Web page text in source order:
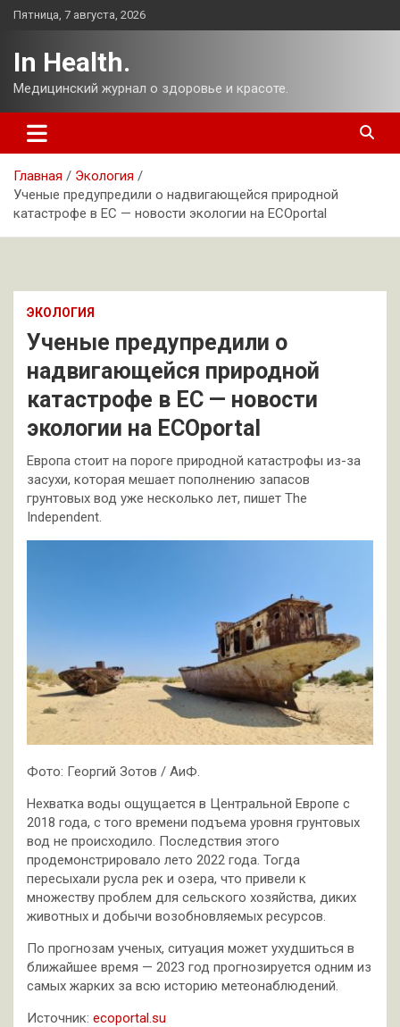
Перейти
Пятница, 7 августа, 2026
In Health.
Медицинский журнал о здоровье и красоте.
Главная
Экология
Ученые предупредили о надвигающейся природной
катастрофе в ЕС — новости экологии на ECOportal
ЭКОЛОГИЯ
Ученые предупредили о
надвигающейся природной
катастрофе в ЕС — новости
экологии на ECOportal
Европа стоит на пороге природной катастрофы из-за
засухи, которая мешает пополнению запасов
грунтовых вод уже несколько лет, пишет The
Independent.
Фото: Георгий Зотов / АиФ.
Нехватка воды ощущается в Центральной Европе с
2018 года, с того времени подъема уровня грунтовых
вод не происходило. Последствия этого
продемонстрировало лето 2022 года. Тогда
пересыхали русла рек и озера, что привели к
множеству проблем для сельского хозяйства, диких
животных и добычи возобновляемых ресурсов.
По прогнозам ученых, ситуация может ухудшиться в
ближайшее время — 2023 год прогнозируется одним из
самых жарких за всю историю метеонаблюдений.
Источник: ecoportal.su